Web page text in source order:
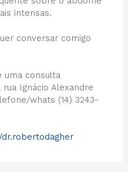
intensas.
conversar comigo
uma consulta
Ignácio Alexandre
whats (14) 3243-